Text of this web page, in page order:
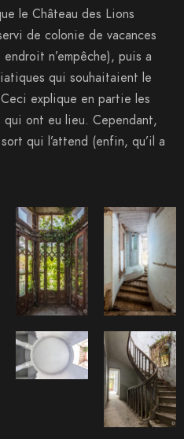
le Château des Lions
de colonie de vacances
n’empêche), puis a
qui souhaitaient le
explique en partie les
qui ont eu lieu. Cependant,
qui l’attend (enfin, qu’il a